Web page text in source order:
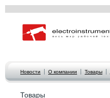
Новости О компании Товары
Товары